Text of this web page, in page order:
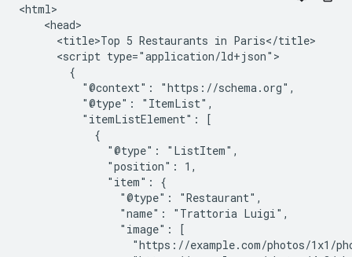
<html>
    <head>
      <title>Top 5 Restaurants in Paris</title>
      <script type="application/ld+json">
        {
          "@context": "https://schema.org",
          "@type": "ItemList",
          "itemListElement": [
            {
              "@type": "ListItem",
              "position": 1,
              "item": {
                "@type": "Restaurant",
                "name": "Trattoria Luigi",
                "image": [
"https://example.com/photos/1x1/